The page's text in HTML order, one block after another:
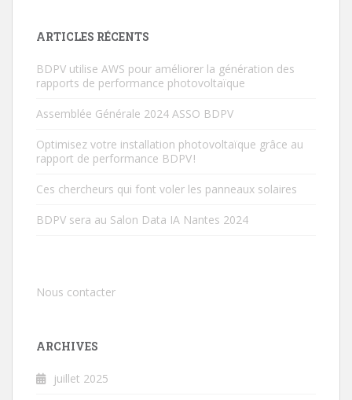
ARTICLES RÉCENTS
BDPV utilise AWS pour améliorer la génération des
rapports de performance photovoltaïque
Assemblée Générale 2024 ASSO BDPV
Optimisez votre installation photovoltaïque grâce au
rapport de performance BDPV !
Ces chercheurs qui font voler les panneaux solaires
BDPV sera au Salon Data IA Nantes 2024
Nous contacter
ARCHIVES
juillet 2025